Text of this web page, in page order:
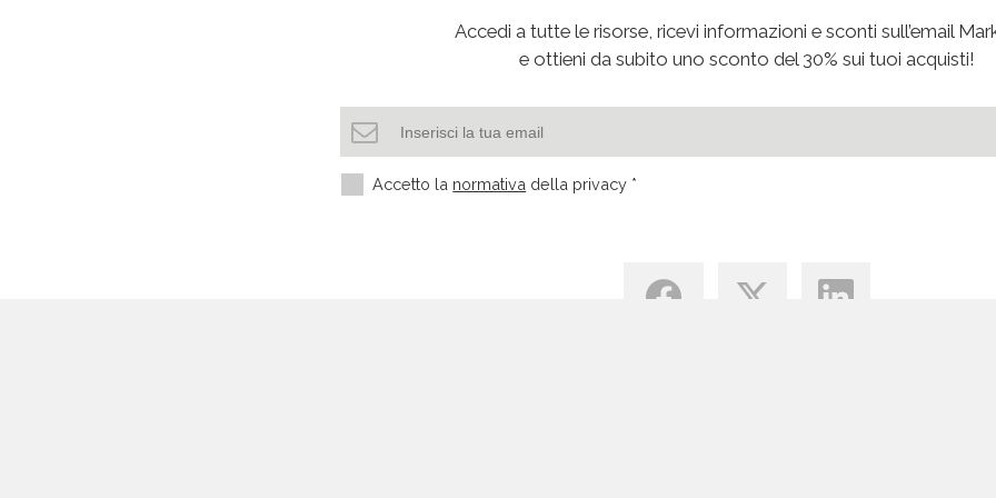
Accedi a tutte le risorse, ricevi informazioni e sconti sull’email
e ottieni da subito uno sconto del 30% sui tuoi acquisti!
Accetto la normativa della privacy *